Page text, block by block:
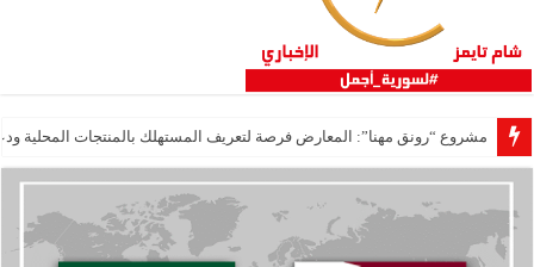
مشروع “رونق مهنا”: المعارض فرصة لتعريف المستهلك بالمنتجات المحلية